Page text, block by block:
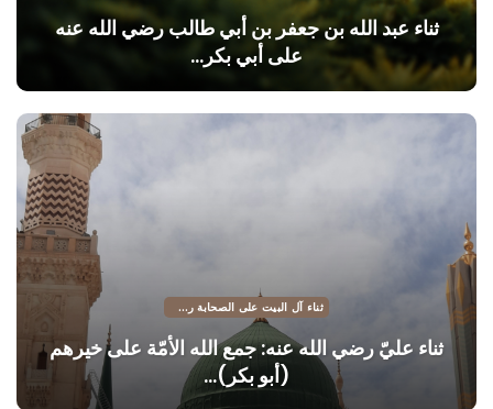
ثناء عبد الله بن جعفر بن أبي طالب رضي الله عنه
على أبي بكر…
ثناء آل البيت على الصحابة رضي الله عنهم
ثناء عليّ رضي الله عنه: جمع الله الأمّة على خيرهم
(أبو بكر)…